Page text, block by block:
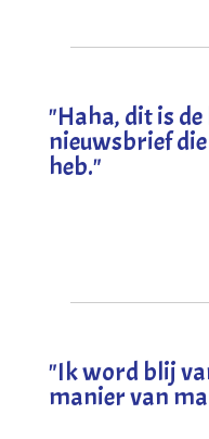
"Haha, dit is
nieuwsbrief
heb."
"Ik word blij
manier van